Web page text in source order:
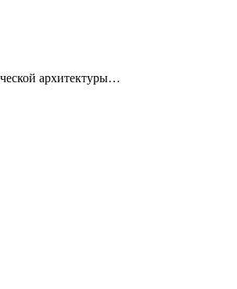
архитектуры…